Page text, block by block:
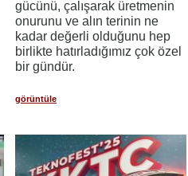
gücünü, çalışarak üretmenin
onurunu ve alın terinin ne
kadar değerli olduğunu hep
birlikte hatırladığımız çok özel
bir gündür.
görüntüle